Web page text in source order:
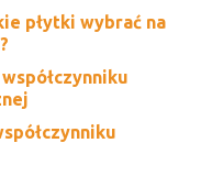
płytki wybrać na